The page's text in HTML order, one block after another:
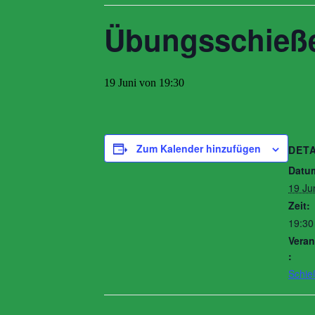
19 Juni von 19:30
Zum Kalender hinzufügen
19
Zeit:
19:30
: